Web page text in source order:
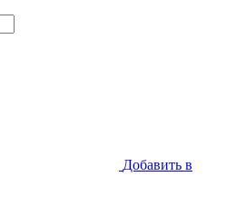
Добавить в